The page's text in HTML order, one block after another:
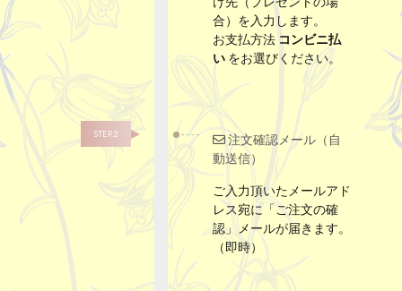
合）を入力します。
お支払方法 コンビニ払
い をお選びください。
STEP.2
注文確認メール（自
動送信）
ご入力頂いたメールアド
レス宛に「ご注文の確
認」メールが届きます。
（即時）